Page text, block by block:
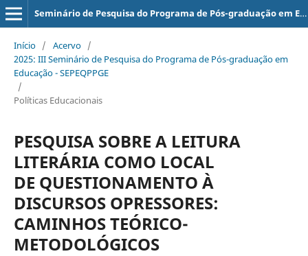
Seminário de Pesquisa do Programa de Pós-graduação em Educação - SEPEQPPGE
Início / Acervo /
2025: III Seminário de Pesquisa do Programa de Pós-graduação em
Educação - SEPEQPPGE
/
Políticas Educacionais
PESQUISA SOBRE A LEITURA
LITERÁRIA COMO LOCAL
DE QUESTIONAMENTO À
DISCURSOS OPRESSORES:
CAMINHOS TEÓRICO-
METODOLÓGICOS